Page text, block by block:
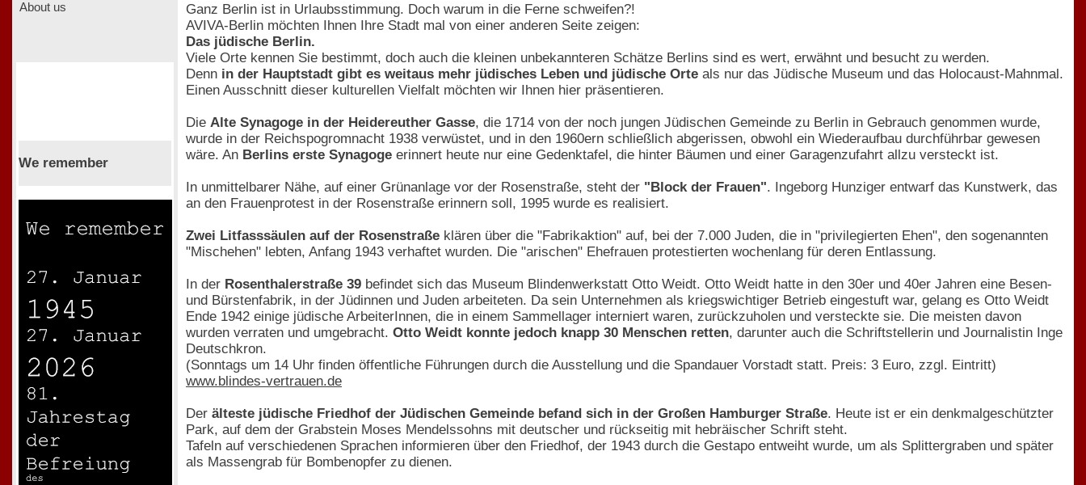
About us
We remember
Ganz Berlin ist in Urlaubsstimmung. Doch warum in die Ferne schweifen?!
AVIVA-Berlin möchten Ihnen Ihre Stadt mal von einer anderen Seite zeigen:
Das jüdische Berlin.
Viele Orte kennen Sie bestimmt, doch auch die kleinen unbekannteren Schätze Berlins sind es wert, erwähnt und besucht zu werden.
Denn in der Hauptstadt gibt es weitaus mehr jüdisches Leben und jüdische Orte als nur das Jüdische Museum und das Holocaust-Mahnmal.
Einen Ausschnitt dieser kulturellen Vielfalt möchten wir Ihnen hier präsentieren.
Die Alte Synagoge in der Heidereuther Gasse, die 1714 von der noch jungen Jüdischen Gemeinde zu Berlin in Gebrauch genommen wurde,
wurde in der Reichspogromnacht 1938 verwüstet, und in den 1960ern schließlich abgerissen, obwohl ein Wiederaufbau durchführbar gewesen
wäre. An Berlins erste Synagoge erinnert heute nur eine Gedenktafel, die hinter Bäumen und einer Garagenzufahrt allzu versteckt ist.
In unmittelbarer Nähe, auf einer Grünanlage vor der Rosenstraße, steht der "Block der Frauen". Ingeborg Hunziger entwarf das Kunstwerk, das
an den Frauenprotest in der Rosenstraße erinnern soll, 1995 wurde es realisiert.
Zwei Litfasssäulen auf der Rosenstraße klären über die "Fabrikaktion" auf, bei der 7.000 Juden, die in "privilegierten Ehen", den sogenannten
"Mischehen" lebten, Anfang 1943 verhaftet wurden. Die "arischen" Ehefrauen protestierten wochenlang für deren Entlassung.
In der Rosenthalerstraße 39 befindet sich das Museum Blindenwerkstatt Otto Weidt. Otto Weidt hatte in den 30er und 40er Jahren eine Besen-
und Bürstenfabrik, in der Jüdinnen und Juden arbeiteten. Da sein Unternehmen als kriegswichtiger Betrieb eingestuft war, gelang es Otto Weidt
Ende 1942 einige jüdische ArbeiterInnen, die in einem Sammellager interniert waren, zurückzuholen und versteckte sie. Die meisten davon
wurden verraten und umgebracht. Otto Weidt konnte jedoch knapp 30 Menschen retten, darunter auch die Schriftstellerin und Journalistin Inge
Deutschkron.
(Sonntags um 14 Uhr finden öffentliche Führungen durch die Ausstellung und die Spandauer Vorstadt statt. Preis: 3 Euro, zzgl. Eintritt)
www.blindes-vertrauen.de
Der älteste jüdische Friedhof der Jüdischen Gemeinde befand sich in der Großen Hamburger Straße. Heute ist er ein denkmalgeschützter
Park, auf dem der Grabstein Moses Mendelssohns mit deutscher und rückseitig mit hebräischer Schrift steht.
Tafeln auf verschiedenen Sprachen informieren über den Friedhof, der 1943 durch die Gestapo entweiht wurde, um als Splittergraben und später
als Massengrab für Bombenopfer zu dienen.